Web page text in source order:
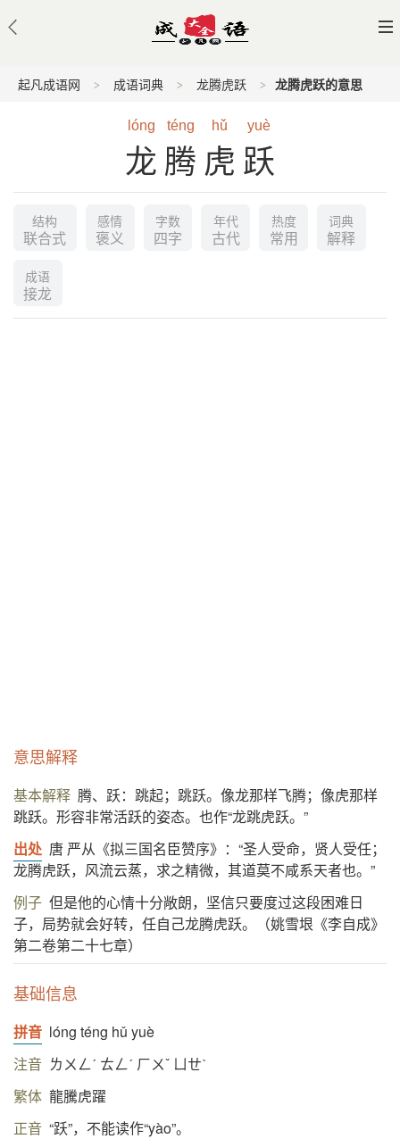
起凡成语网 成语词典 龙腾虎跃 龙腾虎跃的意思
lóng téng hǔ yuè
龙腾虎跃
结构
联合式
感情
褒义
字数
四字
年代
古代
热度
常用
词典
解释
成语
接龙
意思解释
基本解释 腾、跃：跳起；跳跃。像龙那样飞腾；像虎那样
跳跃。形容非常活跃的姿态。也作“龙跳虎跃。”
出处 唐 严从《拟三国名臣赞序》：“圣人受命，贤人受任；
龙腾虎跃，风流云蒸，求之精微，其道莫不咸系天者也。”
例子 但是他的心情十分敞朗，坚信只要度过这段困难日
子，局势就会好转，任自己龙腾虎跃。（姚雪垠《李自成》
第二卷第二十七章）
基础信息
拼音 lóng téng hǔ yuè
注音 ㄌㄨㄥˊ ㄊㄥˊ ㄏㄨˇ ㄩㄝˋ
繁体 龍騰虎躍
正音 “跃”，不能读作“yào”。